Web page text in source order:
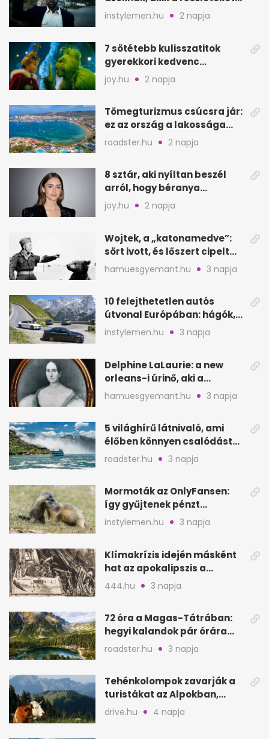
keresik
instylemen.hu 2 napja
7 sötétebb kulisszatitok
gyerekkori kedvenc
filmjeinkről a Joy szerint
joy.hu 2 napja
Tömegturizmus csúcsra jár:
ez az ország a lakossága
kétszeresét fogadja
roadster.hu 2 napja
8 sztár, aki nyíltan beszél
arról, hogy béranya
segítette a családalapítást
joy.hu 2 napja
Wojtek, a „katonamedve”:
sört ivott, és lőszert cipelt
Monte Cassinónál
hamuesgyemant.hu 3 napja
10 felejthetetlen autós
útvonal Európában: hágók,
partok, fjordok
instylemen.hu 3 napja
Delphine LaLaurie: a new
orleans-i úrinő, aki a
padláson kínzott
hamuesgyemant.hu 3 napja
5 világhírű látnivaló, ami
élőben könnyen csalódást
okozhat
roadster.hu 3 napja
Mormoták az OnlyFansen:
így gyűjtenek pénzt
amerikai kutatók
instylemen.hu 3 napja
Klímakrízis idején másként
hat az apokalipszis a
Szépművészetiben
444.hu 3 napja
72 óra a Magas-Tátrában:
hegyi kalandok pár órára
Magyarországtól
roadster.hu 3 napja
Tehénkolompok zavarják a
turistákat az Alpokban,
Serinában is panasz van
drive.hu 4 napja